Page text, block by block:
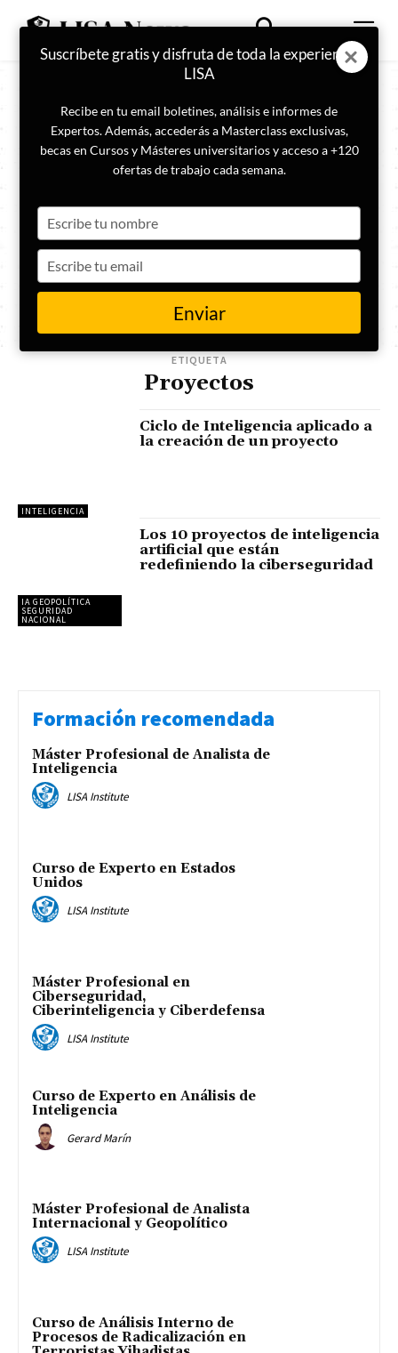
ETIQUETA
Proyectos
INTELIGENCIA
Ciclo de Inteligencia aplicado a
la creación de un proyecto
IA GEOPOLÍTICA
SEGURIDAD
NACIONAL
Los 10 proyectos de inteligencia
artificial que están
redefiniendo la ciberseguridad
Formación recomendada
Máster Profesional de Analista de
Inteligencia
LISA Institute
Curso de Experto en Estados
Unidos
LISA Institute
Máster Profesional en
Ciberseguridad,
Ciberinteligencia y Ciberdefensa
LISA Institute
Curso de Experto en Análisis de
Inteligencia
Gerard Marín
Máster Profesional de Analista
Internacional y Geopolítico
LISA Institute
Curso de Análisis Interno de
Procesos de Radicalización en
Suscríbete gratis y disfruta de toda la experiencia
LISA
Recibe en tu email boletines, análisis e informes de
Expertos. Además, accederás a Masterclass exclusivas,
becas en Cursos y Másteres universitarios y acceso a +120
ofertas de trabajo cada semana.
your
name
your
email
Enviar